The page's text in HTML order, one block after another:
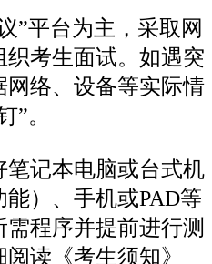
”平台为主，采取网
考生面试。如遇突
络、设备等实际情
”。
记本电脑或台式机
能）、手机或PAD等
程序并提前进行测
读《考生须知》